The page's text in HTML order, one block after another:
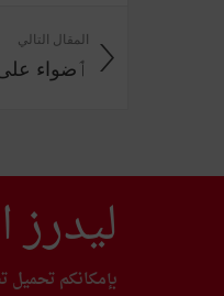
المقال التالي
ٲضواء
ليدرز
بإمكانكم تحميل